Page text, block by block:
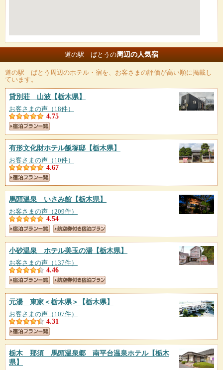
道の駅 ばとうの周辺の人気宿
道の駅 ばとう 周辺のホテル・宿を、お客さまの評価が高い順に掲載し
ています。
貸別荘 山波 【栃木県】
お客さまの声（18件）
4.75
有形文化財ホテル飯塚邸 【栃木県】
お客さまの声（10件）
4.67
馬頭温泉 いさみ館 【栃木県】
お客さまの声（209件）
4.54
小砂温泉 ホテル美玉の湯【栃木県】
お客さまの声（137件）
4.46
元湯 東家＜栃木県＞ 【栃木県】
お客さまの声（107件）
4.31
栃木 那須 馬頭温泉郷 南平台温泉ホテル【栃木
県】